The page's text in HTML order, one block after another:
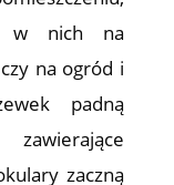
w nich na
na ogród i
padną
zaczną